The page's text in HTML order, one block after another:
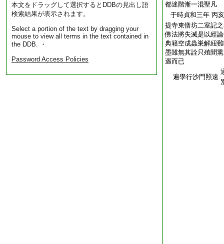
本文をドラッグして選択するとDDBの見出し語
検索結果が表示されます。
Select a portion of the text by dragging your
mouse to view all terms in the text contained in
the DDB. ・
Password Access Policies
都迷階漸一混聖凡
于時貞和三年 丙亥
提寺東僧坊二室記
佛法將失滅是以經
典籍空成蟲巣解紐
墨雖無其詮只殖聞
遇而已
遍學行沙門照遠